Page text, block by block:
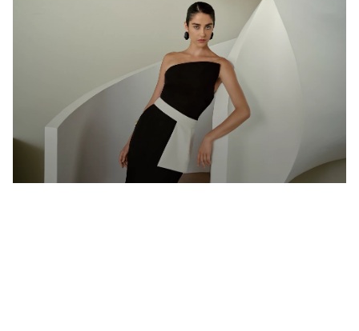
são cuidadosamente elaboradas para garantir que você se sinta
confiante em cada ocasião. Buscamos inspiração na essência
do moderno, incorporando elementos contemporâneos que
capturam a energia do nosso tempo.
Conheça nossa seleção decalças,vestidos
. Seja qual for o seu estilo, Iódice está aqui te
acompanhar. Confira o site!